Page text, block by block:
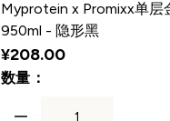
Myprotein x Promixx单层
950ml - 隐形黑
¥208.00‎
数量：